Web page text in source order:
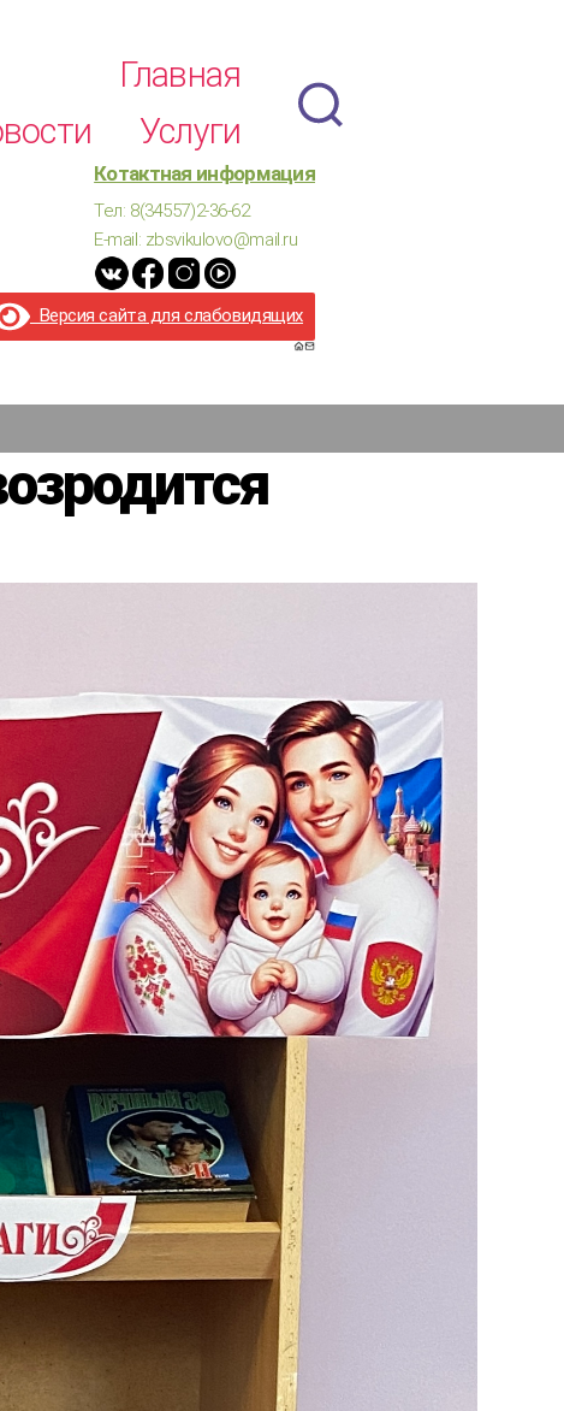
Главная
Услуги
Котактная информация
Тел: 8(34557)2-36-62
E-mail: zbsvikulovo@mail.ru
Версия сайта для слабовидящих